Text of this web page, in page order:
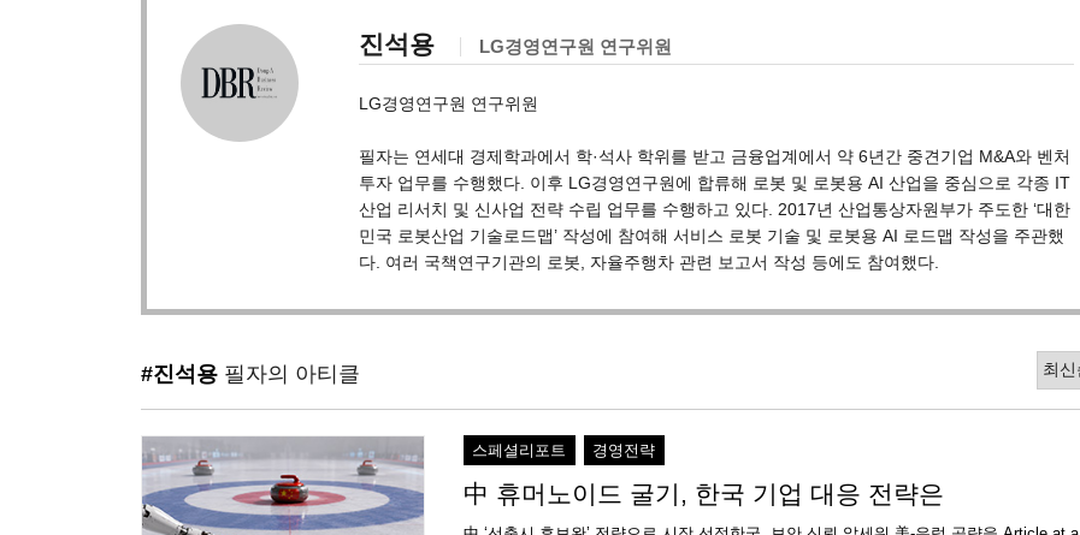
진석용 LG경영연구원 연구위원
LG경영연구원 연구위원
필자는 연세대 경제학과에서 학·석사 학위를 받고 금융업계에서 약 6년간 중견기업 M&A와 벤처
투자 업무를 수행했다. 이후 LG경영연구원에 합류해 로봇 및 로봇용 AI 산업을 중심으로 각종 IT
산업 리서치 및 신사업 전략 수립 업무를 수행하고 있다. 2017년 산업통상자원부가 주도한 ‘대한
민국 로봇산업 기술로드맵’ 작성에 참여해 서비스 로봇 기술 및 로봇용 AI 로드맵 작성을 주관했
다. 여러 국책연구기관의 로봇, 자율주행차 관련 보고서 작성 등에도 참여했다.
#진석용 필자의 아티클
스페셜리포트 경영전략
中 휴머노이드 굴기, 한국 기업 대응 전략은